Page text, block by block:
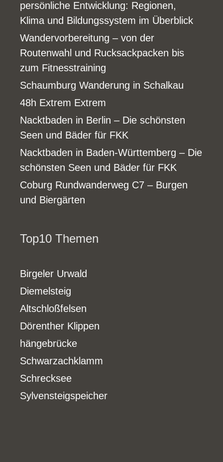
persönliche Entwicklung: Regionen,
Klima und Bildungssystem im Überblick
Wandervorbereitung – von der
Routenwahl und Rucksackpacken bis
zum Fitnesstraining
Schaumburg Wanderung in Schalkau
48h Extrem Extrem
Nacktbaden in Berlin – Die schönsten
Seen und Bäder für FKK
Nacktbaden in Baden-Württemberg – Die
schönsten Seen und Bäder für FKK
Coburg Rundwanderweg C7 – Burgen
und Biergärten
Top10 Themen
Birgeler Urwald
Diemelsteig
Altschloßfelsen
Dörenther Klippen
hängebrücke
Schwarzachklamm
Schrecksee
Sylvensteigspeicher